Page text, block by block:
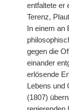
entfaltete er
Terenz,
In einem
gegen die
einander
erlösende
Lebens und
(1807)